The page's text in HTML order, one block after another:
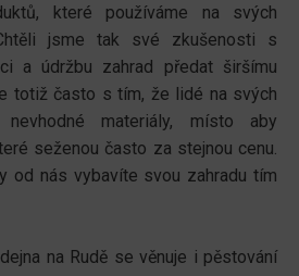
které používáme na svých
jsme tak své zkušenosti s
a údržbu zahrad předat širšímu
totiž často s tím, že lidé na svých
nevhodné materiály, místo aby
seženou často za stejnou cenu.
od nás vybavíte svou zahradu tím
na Rudě se věnuje i pěstování